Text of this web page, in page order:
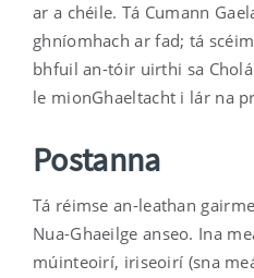
ar a chéile. Tá Cumann
ghníomhach ar fad; tá
bhfuil an-tóir uirthi sa
le mionGhaeltacht i lár na
Postanna
Tá réimse an-leathan
Nua-Ghaeilge anseo. Ina
múinteoirí, iriseoirí (sna